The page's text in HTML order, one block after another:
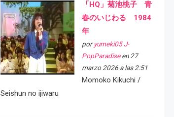
「HQ」菊池桃子 青
春のいじわる 1984
年
por yumeki05 J-
PopParadiseen 27
marzo 2026 a las 2:51
Momoko Kikuchi /
Seishun no ijiwaru